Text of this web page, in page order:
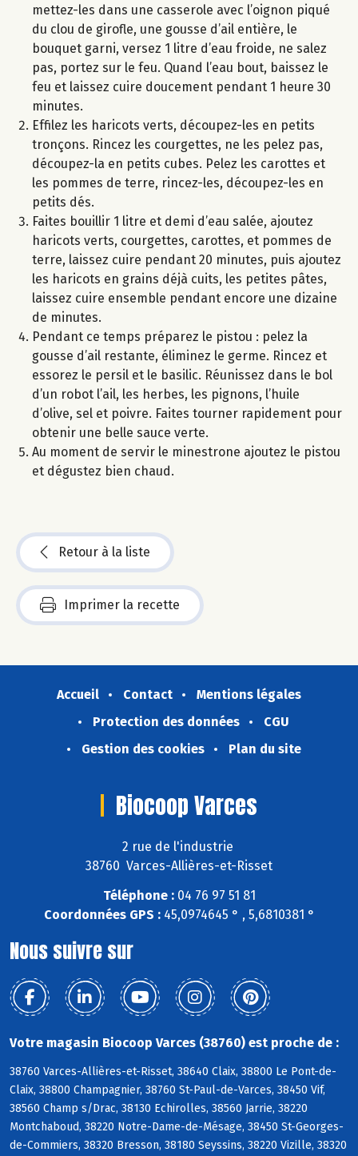
mettez-les dans une casserole avec l’oignon piqué
du clou de girofle, une gousse d’ail entière, le
bouquet garni, versez 1 litre d’eau froide, ne salez
pas, portez sur le feu. Quand l’eau bout, baissez le
feu et laissez cuire doucement pendant 1 heure 30
minutes.
Effilez les haricots verts, découpez-les en petits
tronçons. Rincez les courgettes, ne les pelez pas,
découpez-la en petits cubes. Pelez les carottes et
les pommes de terre, rincez-les, découpez-les en
petits dés.
Faites bouillir 1 litre et demi d’eau salée, ajoutez
haricots verts, courgettes, carottes, et pommes de
terre, laissez cuire pendant 20 minutes, puis ajoutez
les haricots en grains déjà cuits, les petites pâtes,
laissez cuire ensemble pendant encore une dizaine
de minutes.
Pendant ce temps préparez le pistou : pelez la
gousse d’ail restante, éliminez le germe. Rincez et
essorez le persil et le basilic. Réunissez dans le bol
d’un robot l’ail, les herbes, les pignons, l’huile
d’olive, sel et poivre. Faites tourner rapidement pour
obtenir une belle sauce verte.
Au moment de servir le minestrone ajoutez le pistou
et dégustez bien chaud.
Retour à la liste
Imprimer la recette
Accueil Contact
Mentions légales
Protection des données
CGU
Gestion des cookies
Plan du site
Biocoop Varces
2 rue de l'industrie
38760 Varces-Allières-et-Risset
Téléphone :04 76 97 51 81
Coordonnées GPS :45,0974645 ° , 5,6810381 °
Nous suivre sur
Votre magasin Biocoop Varces (38760) est proche de :
38760 Varces-Allières-et-Risset, 38640 Claix, 38800 Le Pont-de-
Claix, 38800 Champagnier, 38760 St-Paul-de-Varces, 38450 Vif,
38560 Champ s/Drac, 38130 Echirolles, 38560 Jarrie, 38220
Montchaboud, 38220 Notre-Dame-de-Mésage, 38450 St-Georges-
de-Commiers, 38320 Bresson, 38180 Seyssins, 38220 Vizille, 38320